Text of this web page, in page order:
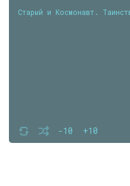
-10 +10
Старый и Космонавт.